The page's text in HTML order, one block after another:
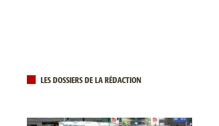
LES DOSSIERS DE LA RÉDACTION